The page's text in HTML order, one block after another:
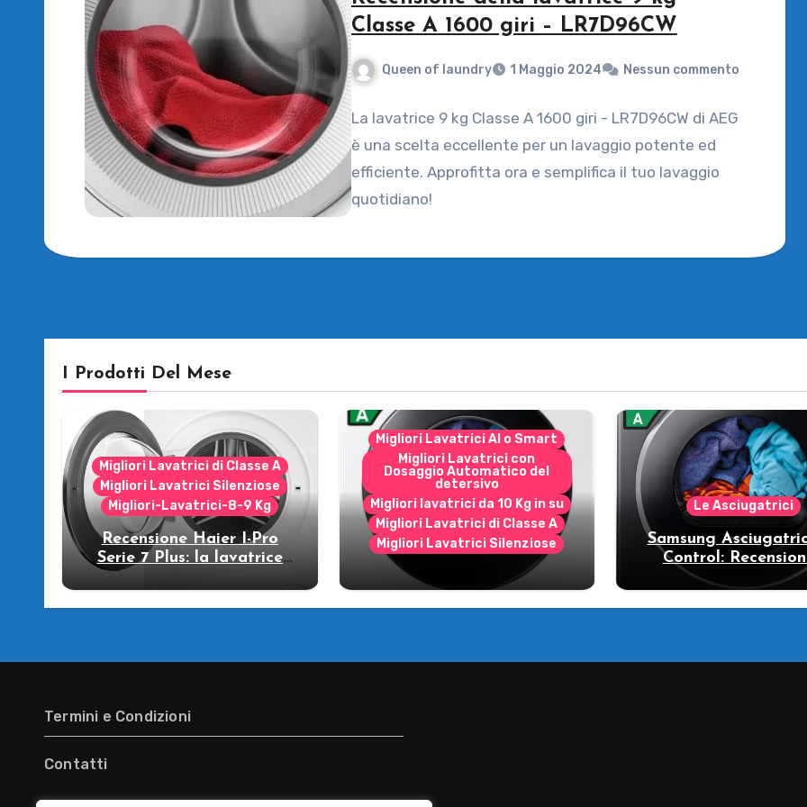
Classe A 1600 giri – LR7D96CW
Queen of laundry 1 Maggio 2024 Nessun commento
La lavatrice 9 kg Classe A 1600 giri - LR7D96CW di AEG
è una scelta eccellente per un lavaggio potente ed
efficiente. Approfitta ora e semplifica il tuo lavaggio
quotidiano!
I Prodotti Del Mese
Migliori Lavatrici di Classe A
Migliori Lavatrici Silenziose
Migliori-Lavatrici-8-9 Kg
Recensione Haier I-Pro
Serie 7 Plus: la lavatrice
che strizza l’occhio al
futuro!
Migliori Lavatrici AI o Smart
Migliori Lavatrici con
Dosaggio Automatico del
detersivo
Migliori lavatrici da 10 Kg in su
Migliori Lavatrici di Classe A
Migliori Lavatrici Silenziose
Recensione Samsung
Bespoke AI
Le Asciugatrici
Samsung
Control:
vantaggi del
pompa di calore
Termini e Condizioni
Contatti